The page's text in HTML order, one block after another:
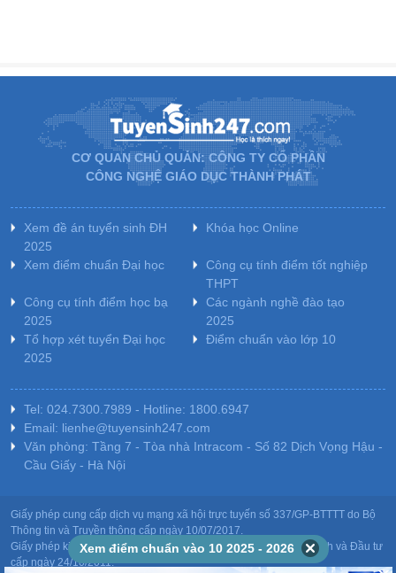
CƠ QUAN CHỦ QUẢN: CÔNG TY CỔ PHẦN
CÔNG NGHỆ GIÁO DỤC THÀNH PHÁT
Xem đề án tuyển sinh ĐH
2025
Khóa học Online
Xem điểm chuẩn Đại học
Công cụ tính điểm tốt nghiệp
THPT
Công cụ tính điểm học bạ
2025
Các ngành nghề đào tạo
2025
Tổ hợp xét tuyển Đại học
2025
Điểm chuẩn vào lớp 10
Tel: 024.7300.7989 - Hotline: 1800.6947
Email: lienhe@tuyensinh247.com
Văn phòng: Tầng 7 - Tòa nhà Intracom - Số 82 Dịch Vọng Hậu -
Cầu Giấy - Hà Nội
Giấy phép cung cấp dịch vụ mạng xã hội trực tuyến số 337/GP-BTTTT do Bộ
Thông tin và Truyền thông cấp ngày 10/07/2017.
Giấy phép kinh doanh giáo dục: MST-0106478082 do Sở Kế hoạch và Đầu tư
cấp ngày 24/10/2011.
Xem điểm chuẩn vào 10 2025 - 2026